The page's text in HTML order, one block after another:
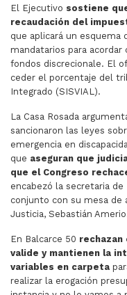
El Ejecutivo sostiene
recaudación del
que aplicará un esquema
mandatarios para acordar
fondos discrecionale. El
ceder el porcentaje del
Integrado (SISVIAL).
La Casa Rosada
sancionaron las leyes
emergencia en
que aseguran que
que el Congreso
encabezó la secretaria de
conjunto con su mesa de
Justicia, Sebastián
En Balcarce 50 rechazan
valide y mantienen la
variables en carpeta
realizar la erogación